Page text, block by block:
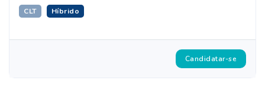
CLT Híbrido
Candidatar-se